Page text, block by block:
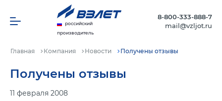
российский
производитель
8-800-333-888-7
mail@vzljot.ru
Главная Компания Новости Получены отзывы
Получены отзывы
11 февраля 2008